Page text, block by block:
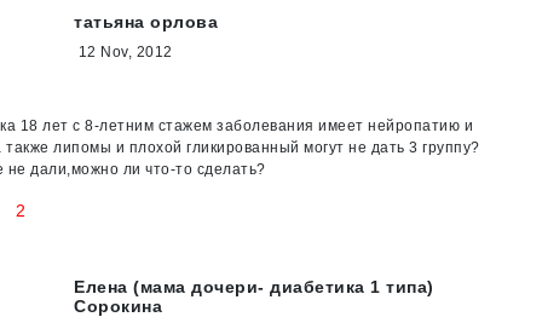
татьяна орлова
12 Nov, 2012
18 лет с 8-летним стажем заболевания имеет нейропатию и
также липомы и плохой гликированный могут не дать 3 группу?
не дали,можно ли что-то сделать?
2
Елена (мама дочери- диабетика 1 типа)
Сорокина